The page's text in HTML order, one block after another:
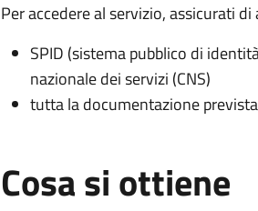
Per accedere al servizio, assicurati di
SPID (sistema pubblico di
nazionale dei servizi (CNS)
tutta la documentazione
Cosa si ottiene